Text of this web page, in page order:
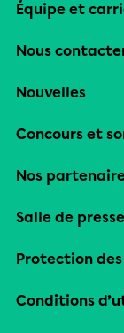
Équipe et
Nous
Nouvelles
Concours et
Nos
Salle de presse
Protection
Conditions